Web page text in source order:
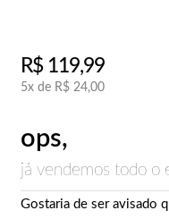
R$119,99
5x de R$ 24,00
ops,
já vendemos todo o
Gostaria de ser avisado